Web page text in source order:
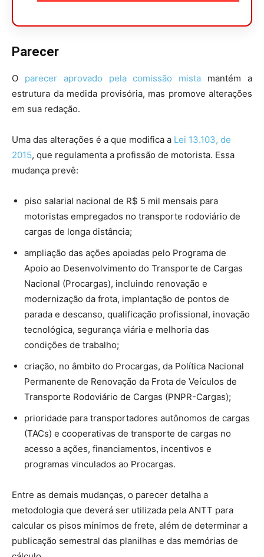
Parecer
O parecer aprovado pela comissão mista mantém a
estrutura da medida provisória, mas promove alterações
em sua redação.
Uma das alterações é a que modifica a Lei 13.103, de
2015, que regulamenta a profissão de motorista. Essa
mudança prevê:
piso salarial nacional de R$ 5 mil mensais para
motoristas empregados no transporte rodoviário de
cargas de longa distância;
ampliação das ações apoiadas pelo Programa de
Apoio ao Desenvolvimento do Transporte de Cargas
Nacional (Procargas), incluindo renovação e
modernização da frota, implantação de pontos de
parada e descanso, qualificação profissional, inovação
tecnológica, segurança viária e melhoria das
condições de trabalho;
criação, no âmbito do Procargas, da Política Nacional
Permanente de Renovação da Frota de Veículos de
Transporte Rodoviário de Cargas (PNPR-Cargas);
prioridade para transportadores autônomos de cargas
(TACs) e cooperativas de transporte de cargas no
acesso a ações, financiamentos, incentivos e
programas vinculados ao Procargas.
Entre as demais mudanças, o parecer detalha a
metodologia que deverá ser utilizada pela ANTT para
calcular os pisos mínimos de frete, além de determinar a
publicação semestral das planilhas e das memórias de